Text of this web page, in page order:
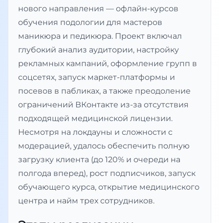
нового направления — офлайн-курсов
обучения подологии для мастеров
маникюра и педикюра. Проект включал
глубокий анализ аудитории, настройку
рекламных кампаний, оформление групп в
соцсетях, запуск маркет-платформы и
посевов в пабликах, а также преодоление
ограничений ВКонтакте из-за отсутствия
подходящей медицинской лицензии.
Несмотря на локдауны и сложности с
модерацией, удалось обеспечить полную
загрузку клиента (до 120% и очереди на
полгода вперед), рост подписчиков, запуск
обучающего курса, открытие медицинского
центра и найм трех сотрудников.